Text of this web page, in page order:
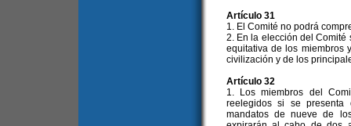
Artículo 31
1. El Comité no podrá
2. En la elección del
equitativa de los miembros
civilización y de los
Artículo 32
1. Los miembros del
reelegidos si se presenta
mandatos de nueve de